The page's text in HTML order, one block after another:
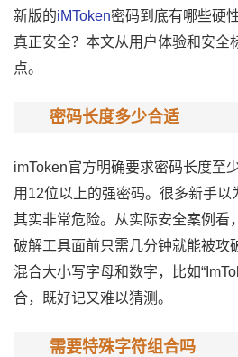
新版的iMToken密码到底有哪些硬
真正安全？本文从用户体验和安全
点。
密码长度多少合适
imToken官方明确要求密码长度至
用12位以上的强密码。很多新手
其实非常危险。从实际安全案例看
破解工具面前只需几分钟就能被攻
混合大小写字母和数字，比如
合，既好记又难以猜测。
需要特殊字符组合吗